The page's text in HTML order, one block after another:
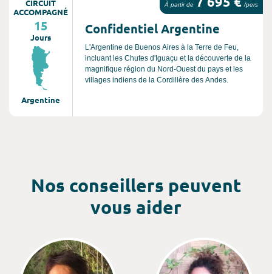
CIRCUIT
ACCOMPAGNÉ
15
Jours
Argentine
À partir de /pers
Confidentiel Argentine
L'Argentine de Buenos Aires à la Terre de Feu,
incluant les Chutes d'Iguaçu et la découverte de la
magnifique région du Nord-Ouest du pays et les
villages indiens de la Cordillère des Andes.
Nos conseillers peuvent
vous aider